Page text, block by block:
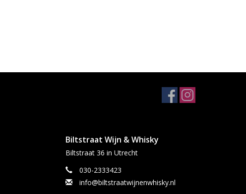
Biltstraat Wijn & Whisky
Biltstraat 36 in Utrecht
030-2333423
info@biltstraatwijnenwhisky.nl